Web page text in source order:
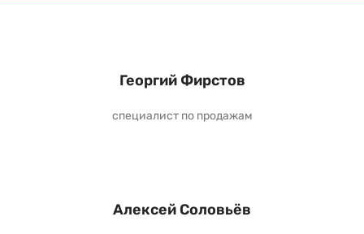
Георгий Фирстов
специалист по продажам
Алексей Соловьёв